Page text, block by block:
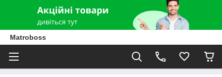
Matroboss